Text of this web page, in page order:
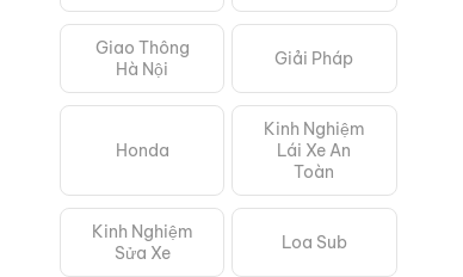
Giao Thông
Hà Nội
Giải Pháp
Honda
Kinh Nghiệm
Lái Xe An
Toàn
Kinh Nghiệm
Sửa Xe
Loa Sub